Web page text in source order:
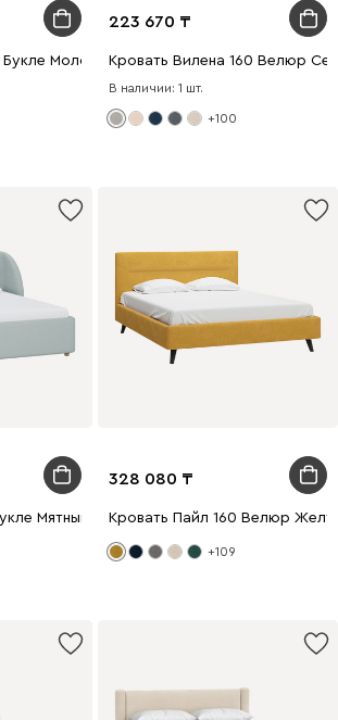
Букле Молочный
223 670
Кровать Вилена 160 Велюр
В наличии: 1 шт.
+100
Мятный
328 080
Кровать Пайл 160 Велюр
+109